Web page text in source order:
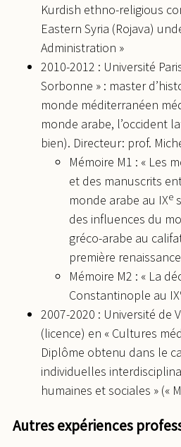
Kurdish ethno-religious
Eastern Syria (Rojava)
Administration »
2010-2012 : Université
Sorbonne » : master
monde méditerranéen
monde arabe, l’occident
bien). Directeur: prof.
Mémoire M1 : « Les
et des manuscrits
monde arabe au IXe
des influences du
gréco-arabe au
première
Mémoire M2 : « La
Constantinople au IX
2007-2020 : Université de
(licence) en « Cultures
Diplôme obtenu dans le
individuelles
humaines et sociales » («
Autres expériences